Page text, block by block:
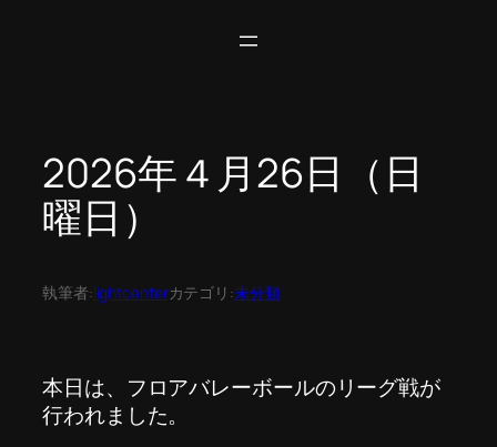
2026年４月26日（日
曜日）
執筆者:lightcenterカテゴリ:未分類
本日は、フロアバレーボールのリーグ戦が
行われました。